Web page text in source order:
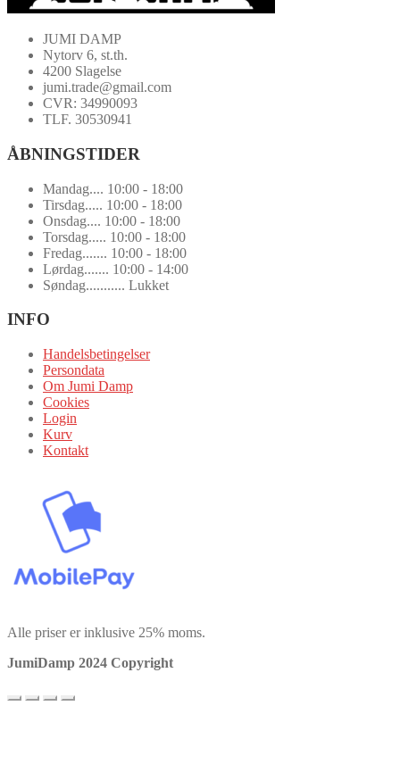
JUMI DAMP
Nytorv 6, st.th.
4200 Slagelse
jumi.trade@gmail.com
CVR: 34990093
TLF. 30530941
ÅBNINGSTIDER
Mandag.... 10:00 - 18:00
Tirsdag..... 10:00 - 18:00
Onsdag.... 10:00 - 18:00
Torsdag..... 10:00 - 18:00
Fredag....... 10:00 - 18:00
Lørdag....... 10:00 - 14:00
Søndag........... Lukket
INFO
Handelsbetingelser
Persondata
Om Jumi Damp
Cookies
Login
Kurv
Kontakt
Alle priser er inklusive 25% moms.
JumiDamp 2024 Copyright